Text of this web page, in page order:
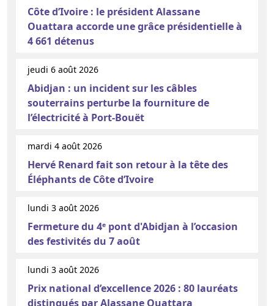
Côte d’Ivoire : le président Alassane
Ouattara accorde une grâce présidentielle à
4 661 détenus
jeudi 6 août 2026
Abidjan : un incident sur les câbles
souterrains perturbe la fourniture de
l’électricité à Port-Bouët
mardi 4 août 2026
Hervé Renard fait son retour à la tête des
Éléphants de Côte d’Ivoire
lundi 3 août 2026
Fermeture du 4ᵉ pont d'Abidjan à l’occasion
des festivités du 7 août
lundi 3 août 2026
Prix national d’excellence 2026 : 80 lauréats
distingués par Alassane Ouattara